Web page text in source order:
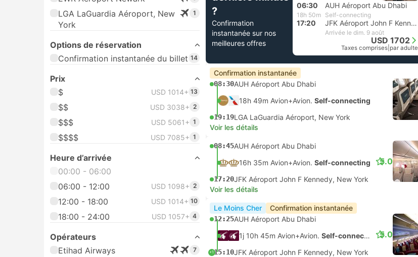
LGA LaGuardia Aéroport, New
York
1
Options de réservation
Confirmation instantanée du billet 14
Prix
$
USD 1014+ 13
$$ USD 3038+ 2
$$$ USD 5061+ 1
$$$$ USD 7085+ 1
Heure d’arrivée
00:00 - 06:00
06:00 - 12:00
USD 1098+ 2
12:00 - 18:00 USD 1014+ 10
18:00 - 24:00 USD 1057+ 4
Opérateurs
Etihad Airways
7
?
Confirmation
instantanée sur nos
meilleures offres
06:30 AUH Aéroport Abu Dhabi
18h 50m Self-connecting
17:20 JFK Aéroport John F Kennedy, New York
Arrivée le dim. 9 août
USD 1702
Taxes comprises par adulte
Confirmation instantanée
08:30AUH Aéroport Abu Dhabi
18h 49m Avion+Avion. Self-connecting
19:19LGA LaGuardia Aéroport, New York
Voir les détails
08:45AUH Aéroport Abu Dhabi
16h 35m Avion+Avion. Self-connecting
17:20JFK Aéroport John F Kennedy, New York
5.0
Voir les détails
Le Moins Cher Confirmation instantanée
12:25AUH Aéroport Abu Dhabi
1j 10h 45m Avion+Avion. Self-connecting
+115:10JFK Aéroport John F Kennedy, New York
5.0